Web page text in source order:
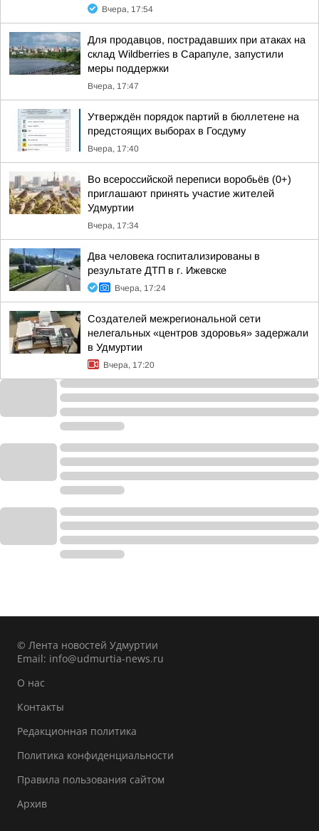
Вчера, 17:54
Для продавцов, пострадавших при атаках на
склад Wildberries в Сарапуле, запустили
меры поддержки
Вчера, 17:47
Утверждён порядок партий в бюллетене на
предстоящих выборах в Госдуму
Вчера, 17:40
Во всероссийской переписи воробьёв (0+)
приглашают принять участие жителей
Удмуртии
Вчера, 17:34
Два человека госпитализированы в
результате ДТП в г. Ижевске
Вчера, 17:24
Создателей межрегиональной сети
нелегальных «центров здоровья» задержали
в Удмуртии
Вчера, 17:20
© Лента новостей Удмуртии
Email: info@udmurtia-news.ru
О нас
Контакты
Редакционная политика
Политика конфиденциальности
Правила пользования сайтом
Архив